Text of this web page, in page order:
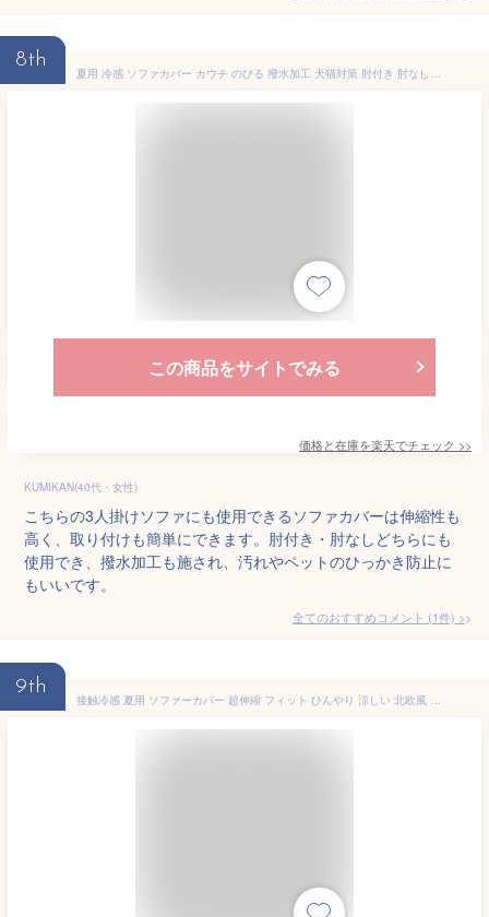
8th
夏用 冷感 ソファカバー カウチ のびる 撥水加工 犬猫対策 肘付き 肘なし兼用 一体型 フィットするソファーカバー 北欧 おしゃれ 収納便利 ワッフル 伸縮性 高弾力 1人 2人 3人 4人掛け 滑り止め 爪とぎ防止
この商品をサイトでみる
価格と在庫を楽天でチェック >>
KUMIKAN(40代・女性)
こちらの3人掛けソファにも使用できるソファカバーは伸縮性も
高く、取り付けも簡単にできます。肘付き・肘なしどちらにも
使用でき、撥水加工も施され、汚れやペットのひっかき防止に
もいいです。
全てのおすすめコメント (1件) >
9th
接触冷感 夏用 ソファーカバー 超伸縮 フィット ひんやり 涼しい 北欧風 模様替え お洒落 1人掛け 2人掛け 3人掛け 4人掛け 肘付きストレッチ 高級感 伸びる 通気性 四季通用 かわいい シンプル リビング 新生活 汚れ防止 犬猫対策 洗える 丸洗い